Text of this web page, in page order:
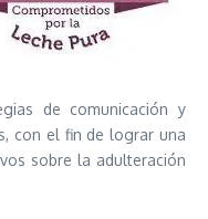
de comunicación y
con el fin de lograr una
sobre la adulteración